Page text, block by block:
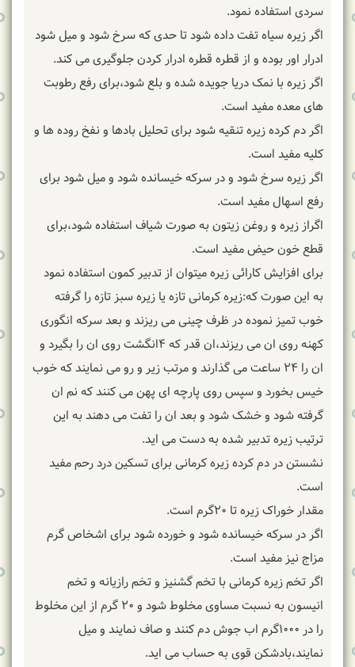
سردی استفاده نمود.
اگر زیره سیاه تفت داده شود تا حدی که سرخ شود و میل شود
ادرار اور بوده و از قطره قطره ادرار کردن جلوگیری می کند.
اگر زیره با نمک دریا جویده شده و بلع شود،برای رفع رطوبت
های معده مفید است.
اگر دم کرده زیره تنقیه شود برای تحلیل بادها و نفخ روده ها و
کلیه مفید است.
اگر زیره سرخ شود و در سرکه خیسانده شود و میل شود برای
رفع اسهال مفید است.
اگراز زیره و روغن زیتون به صورت شیاف استفاده شود،برای
قطع خون حیض مفید است.
برای افزایش کارائی زیره میتوان از تدبیر کمون استفاده نمود
به این صورت که:زیره کرمانی تازه یا زیره سبز تازه را گرفته
خوب تمیز نموده در ظرف چینی می ریزند و بعد سرکه انگوری
کهنه روی ان می ریزند،ان قدر که ۴انگشت روی ان را بگیرد و
ان را ۲۴ ساعت می گذارند و مرتب زیر و رو می نمایند که خوب
خیس بخورد و سپس روی پارچه ای پهن می کنند که نم ان
گرفته شود و خشک شود و بعد ان را تفت می دهند به این
ترتیب زیره تدبیر شده به دست می اید.
نشستن در دم کرده زیره کرمانی برای تسکین درد رحم مفید
است.
مقدار خوراک زیره تا ۲۰گرم است.
اگر در سرکه خیسانده شود و خورده شود برای اشخاص گرم
مزاج نیز مفید است.
اگر تخم زیره کرمانی با تخم گشنیز و تخم رازیانه و تخم
انیسون به نسبت مساوی مخلوط شود و ۲۰ گرم از این مخلوط
را در ۱۰۰۰گرم اب جوش دم کنند و صاف نمایند و میل
نمایند،بادشکن قوی به حساب می اید.